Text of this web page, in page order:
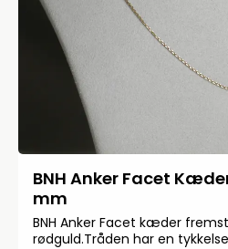
BNH Anker Facet
mm
BNH Anker Facet kæder
rødguld.Tråden har en